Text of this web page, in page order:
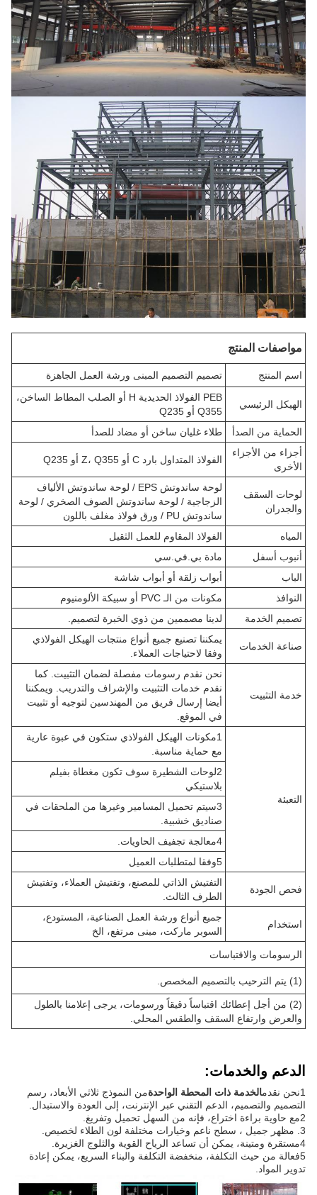
مواصفات المنتج
اسم المنتج تصميم التصميم المبنى ورشة العمل الجاهزة
الهيكل الرئيسي
PEB الفولاذ الحديدية H أو الصلب المطاط الساخن،
Q355 أو Q235
الحماية من الصدأ
طلاء غليان ساخن أو مضاد للصدأ
أجزاء من الأجزاء
الأخرى
الفولاذ المتداول بارد C أو Z، Q355 أو Q235
لوحات السقف
والجدران
لوحة ساندوتش EPS / لوحة ساندوتش الألياف
الزجاجية / لوحة ساندوتش الصوف الصخري / لوحة
ساندوتش PU / ورق فولاذ مغلف باللون
المياه
الفولاذ المقاوم للعمل الثقيل
أنبوب أسفل
مادة بي.في.سي
الباب
أبواب زلقة أو أبواب شاشة
النوافذ
مكونات من الـ PVC أو سبيكة الألومنيوم
تصميم الخدمة
لدينا مصممين من ذوي الخبرة لتصميم.
صناعة الخدمات
يمكننا تصنيع جميع أنواع منتجات الهيكل الفولاذي
وفقا لاحتياجات العملاء.
خدمة التثبيت
نحن نقدم رسومات مفصلة لضمان التثبيت. كما
نقدم خدمات التثبيت والإشراف والتدريب. ويمكننا
أيضا إرسال فريق من المهندسين لتوجيه أو تثبيت
في الموقع.
التعبئة
1مكونات الهيكل الفولاذي ستكون في عبوة عارية
مع حماية مناسبة.
2لوحات الشطيرة سوف تكون مغطاة بفيلم
بلاستيكي
3سيتم تحميل المسامير وغيرها من الملحقات في
صناديق خشبية.
4معالجة تجفيف الحاويات.
5وفقا لمتطلبات العميل
فحص الجودة
التفتيش الذاتي للمصنع، وتفتيش العملاء، وتفتيش
الطرف الثالث.
استخدام
جميع أنواع ورشة العمل الصناعية، المستودع،
السوبر ماركت، مبنى مرتفع، الخ
الرسومات والاقتباسات
(1) يتم الترحيب بالتصميم المخصص.
(2) من أجل إعطائك اقتباساً دقيقاً ورسومات، يرجى إعلامنا بالطول
والعرض وارتفاع السقف والطقس المحلي.
الدعم والخدمات:
1نحن نقدم الخدمة ذات المحطة الواحدةمن النموذج ثلاثي الأبعاد، رسم
التصميم والتصميم، الدعم التقني عبر الإنترنت، إلى العودة والاستبدال.
2مع حاوية براءة اختراع، فإنه من السهل تحميل وتفريغ.
3. مظهر جميل ، سطح ناعم وخيارات مختلفة لون الطلاء لخصيص.
4مستقرة ومتينة، يمكن أن تساعد الرياح القوية والثلوج الغزيرة.
5فعالة من حيث التكلفة، منخفضة التكلفة والبناء السريع، يمكن إعادة
تدوير المواد.